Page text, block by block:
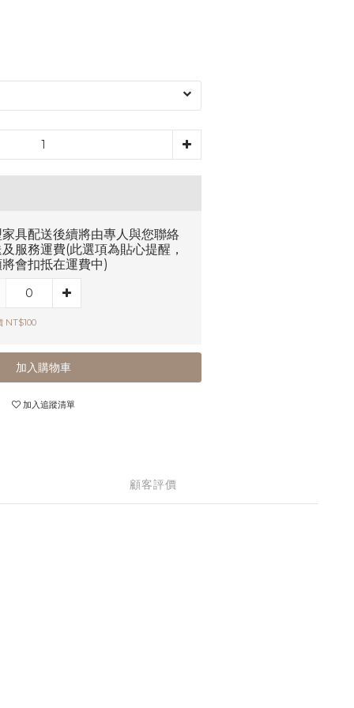
具配送後續將由專人與您聯絡
服務運費(此選項為貼心提醒，
會扣抵在運費中)
NT$100
加入購物車
加入追蹤清單
顧客評價